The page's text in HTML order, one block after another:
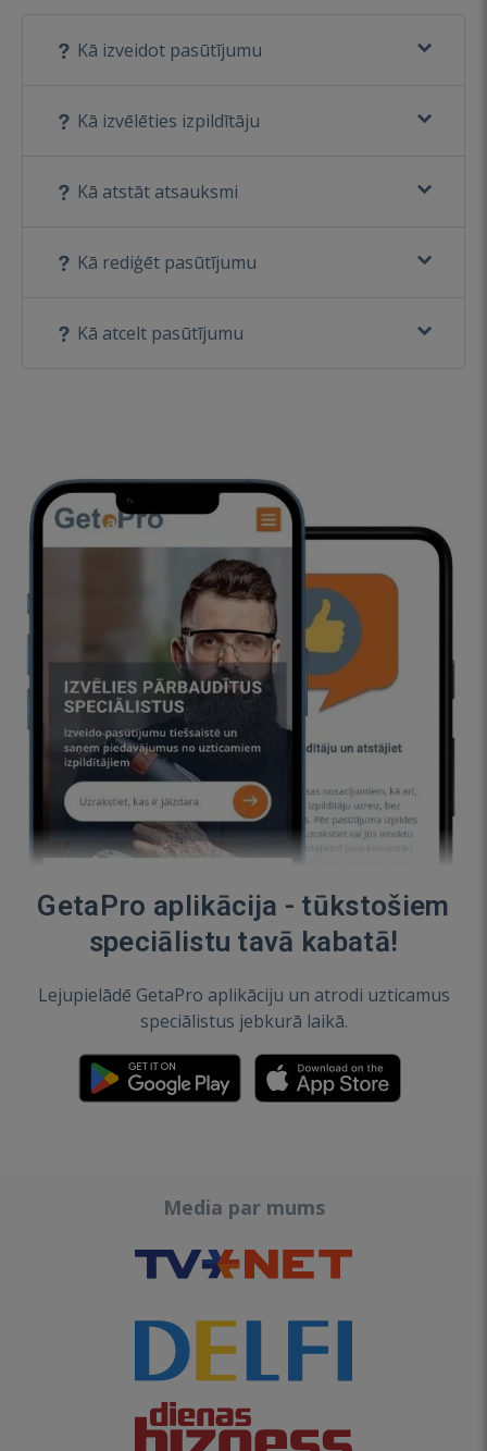
Kā izveidot pasūtījumu
Kā izvēlēties izpildītāju
Kā atstāt atsauksmi
Kā rediģēt pasūtījumu
Kā atcelt pasūtījumu
GetaPro aplikācija - tūkstošiem
speciālistu tavā kabatā!
Lejupielādē GetaPro aplikāciju un atrodi uzticamus
speciālistus jebkurā laikā.
Media par mums